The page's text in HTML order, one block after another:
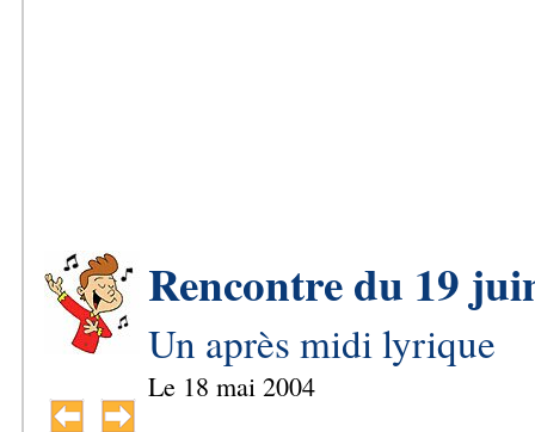
Rencontre du 19
Un après midi lyrique
Le 18 mai 2004